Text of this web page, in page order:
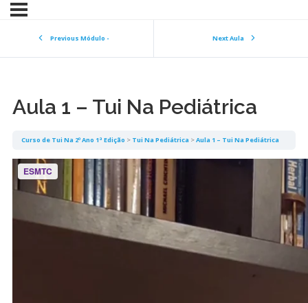
Previous Módulo - Next Aula
Aula 1 – Tui Na Pediátrica
Curso de Tui Na 2º Ano 1ª Edição Tui Na Pediátrica Aula 1 – Tui Na Pediátrica